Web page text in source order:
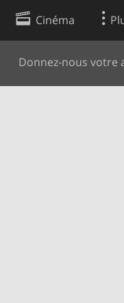
Cinéma
Donnez-nous votre